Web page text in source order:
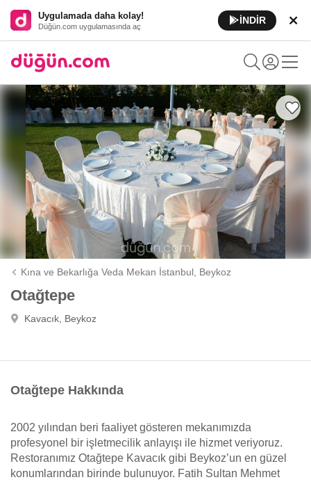
Uygulamada daha kolay!
Düğün.com uygulamasında aç
İNDİR
Kına ve Bekarlığa Veda Mekan İstanbul, Beykoz
Otağtepe
Kavacık, Beykoz
Otağtepe Hakkında
2002 yılından beri faaliyet gösteren mekanımızda
profesyonel bir işletmecilik anlayışı ile hizmet veriyoruz.
Restoranımız Otağtepe Kavacık gibi Beykoz’un en güzel
konumlarından birinde bulunuyor. Fatih Sultan Mehmet